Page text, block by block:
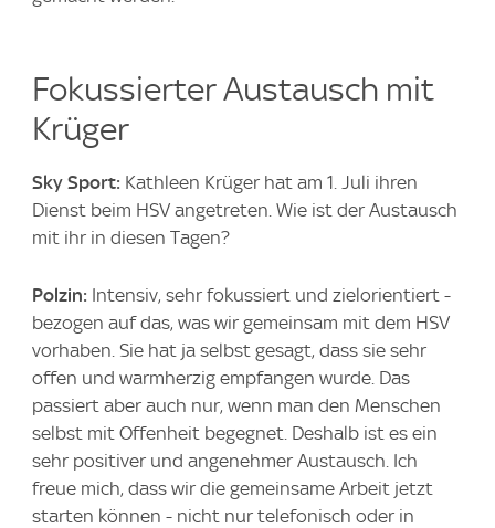
Fokussierter Austausch mit
Krüger
Sky Sport: Kathleen Krüger hat am 1. Juli ihren
Dienst beim HSV angetreten. Wie ist der Austausch
mit ihr in diesen Tagen?
Polzin: Intensiv, sehr fokussiert und zielorientiert -
bezogen auf das, was wir gemeinsam mit dem HSV
vorhaben. Sie hat ja selbst gesagt, dass sie sehr
offen und warmherzig empfangen wurde. Das
passiert aber auch nur, wenn man den Menschen
selbst mit Offenheit begegnet. Deshalb ist es ein
sehr positiver und angenehmer Austausch. Ich
freue mich, dass wir die gemeinsame Arbeit jetzt
starten können - nicht nur telefonisch oder in